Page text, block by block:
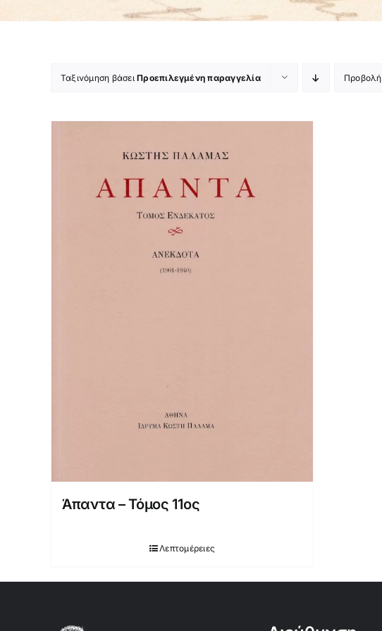
Ταξινόμηση βάσειΠροεπιλεγμένη παραγγελία Προβολή
Άπαντα – Τόμος 11ος
Λεπτομέρειες